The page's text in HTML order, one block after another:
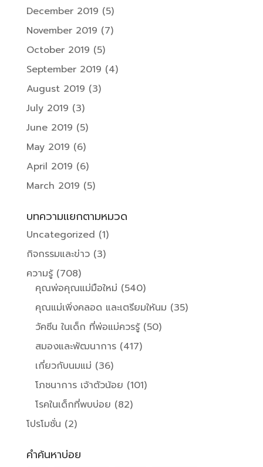
December 2019 (5)
November 2019 (7)
October 2019 (5)
September 2019 (4)
August 2019 (3)
July 2019 (3)
June 2019 (5)
May 2019 (6)
April 2019 (6)
March 2019 (5)
บทความแยกตามหมวด
Uncategorized (1)
กิจกรรมและข่าว(3)
ความรู้(708)
คุณพ่อคุณแม่มือใหม่ (540)
คุณแม่เพิ่งคลอด และเตรียมให้นม (35)
วัคซีน ในเด็ก ที่พ่อแม่ควรรู้(50)
สมองและพัฒนาการ(417)
เกี่ยวกับนมแม่ (36)
โภชนาการ เจ้าตัวน้อย (101)
โรคในเด็กที่พบบ่อย (82)
โปรโมชั่น (2)
คำค้นหาบ่อย